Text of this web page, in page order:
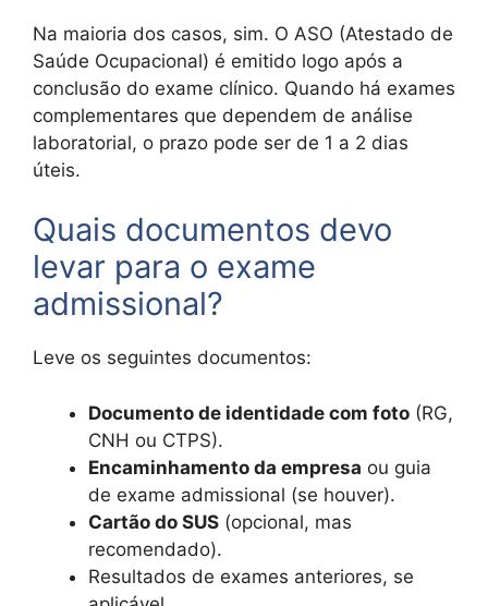
Na maioria dos casos, sim. O ASO (Atestado de
Saúde Ocupacional) é emitido logo após a
conclusão do exame clínico. Quando há exames
complementares que dependem de análise
laboratorial, o prazo pode ser de 1 a 2 dias
úteis.
Quais documentos devo
levar para o exame
admissional?
Leve os seguintes documentos:
Documento de identidade com foto (RG,
CNH ou CTPS).
Encaminhamento da empresa ou guia
de exame admissional (se houver).
Cartão do SUS (opcional, mas
recomendado).
Resultados de exames anteriores, se